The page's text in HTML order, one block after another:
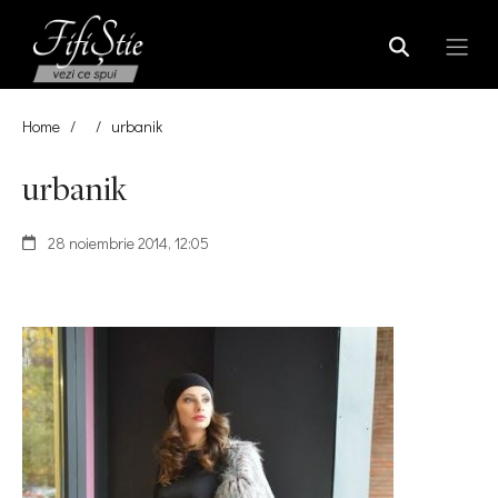
Home / / urbanik
urbanik
28 noiembrie 2014, 12:05